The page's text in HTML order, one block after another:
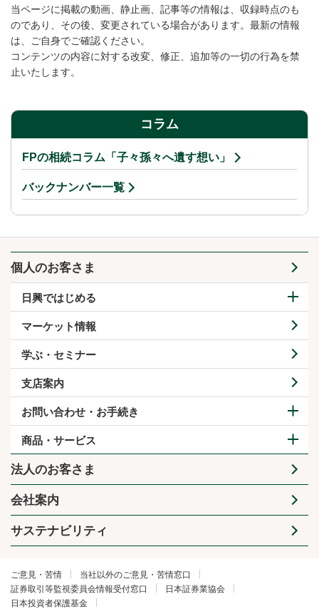
当ページに掲載の動画、静止画、記事等の情報は、収録時点のも
のであり、その後、変更されている場合があります。最新の情報
は、ご自身でご確認ください。
コンテンツの内容に対する改変、修正、追加等の一切の行為を禁
止いたします。
コラム
FPの相続コラム「子々孫々へ遺す想い」
バックナンバー一覧
個人のお客さま
日興ではじめる
マーケット情報
学ぶ・セミナー
支店案内
お問い合わせ・お手続き
商品・サービス
法人のお客さま
会社案内
サステナビリティ
ご意見・苦情
当社以外のご意見・苦情窓口
証券取引等監視委員会情報受付窓口
日本証券業協会
日本投資者保護基金